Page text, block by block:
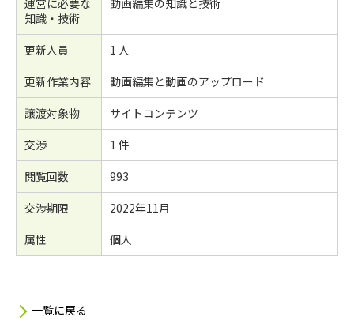
運営に必要な
知識・技術
動画編集の知識と技術
更新人員
1 人
更新作業内容
動画編集と動画のアップロード
譲渡対象物
サイトコンテンツ
交渉
1 件
閲覧回数
993
交渉期限
2022年11月
属性
個人
一覧に戻る